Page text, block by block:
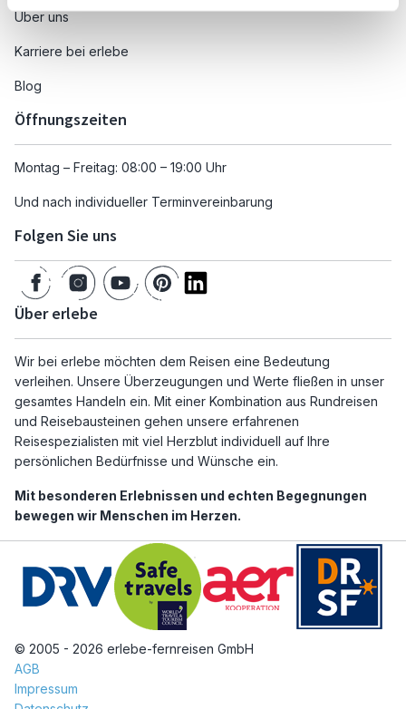
Über uns
Karriere bei erlebe
Blog
Öffnungszeiten
Montag – Freitag: 08:00 – 19:00 Uhr
Und nach individueller Terminvereinbarung
Folgen Sie uns
Über erlebe
Wir bei erlebe möchten dem Reisen eine Bedeutung
verleihen. Unsere Überzeugungen und Werte fließen in unser
gesamtes Handeln ein. Mit einer Kombination aus Rundreisen
und Reisebausteinen gehen unsere erfahrenen
Reisespezialisten mit viel Herzblut individuell auf Ihre
persönlichen Bedürfnisse und Wünsche ein.
Mit besonderen Erlebnissen und echten Begegnungen
bewegen wir Menschen im Herzen.
© 2005 - 2026 erlebe-fernreisen GmbH
AGB
Impressum